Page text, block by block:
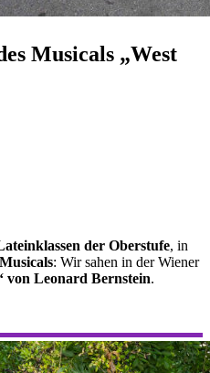
Musicals „West
der Oberstufe, in
: Wir sahen in der Wiener
von Leonard Bernstein.